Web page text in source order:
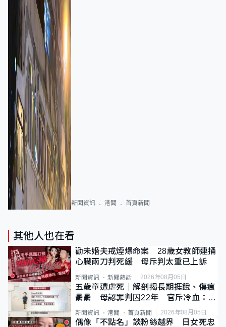
新聞資訊 港聞 首頁新聞
其他人也在看
勸未婚夫戒煙爆命案 28歲女教師連捅
心臟兩刀判死緩 母斥判太重已上訴
新聞資訊 新聞熱話 2026年08月05日
五歲童遭虐死｜解剖揭長期捱餓、傷痕
纍纍 母認罪判囚22年 官斥冷血：同
類案最惡劣
新聞資訊 港聞 首頁新聞 2026年08月05日
偶像「不點名」談粉絲越界 日女死忠